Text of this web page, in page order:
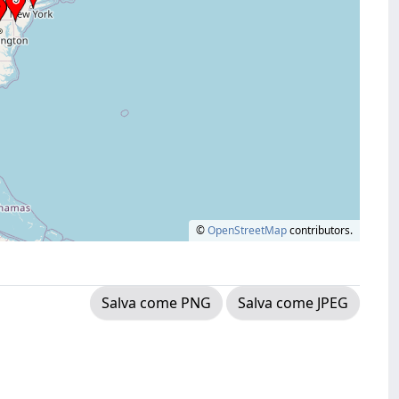
©OpenStreetMapcontributors.
Salva come PNG Salva come JPEG